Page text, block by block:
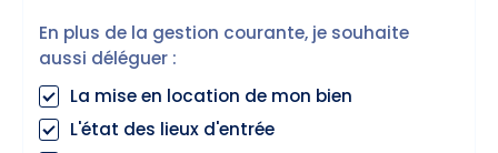
En plus de la gestion courante, je souhaite
aussi déléguer :
La mise en location de mon bien
L'état des lieux d'entrée